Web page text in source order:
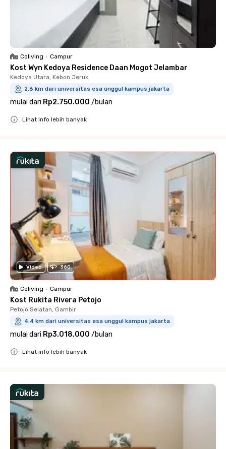
Coliving • Campur
Kost Wyn Kedoya Residence Daan Mogot Jelambar
Kedoya Utara, Kebon Jeruk
2.6 km dari universitas esa unggul kampus jakarta
mulai dari Rp2.750.000 /bulan
Lihat info lebih banyak
Video 360
Coliving • Campur
Kost Rukita Rivera Petojo
Petojo Selatan, Gambir
4.4 km dari universitas esa unggul kampus jakarta
mulai dari Rp3.018.000 /bulan
Lihat info lebih banyak